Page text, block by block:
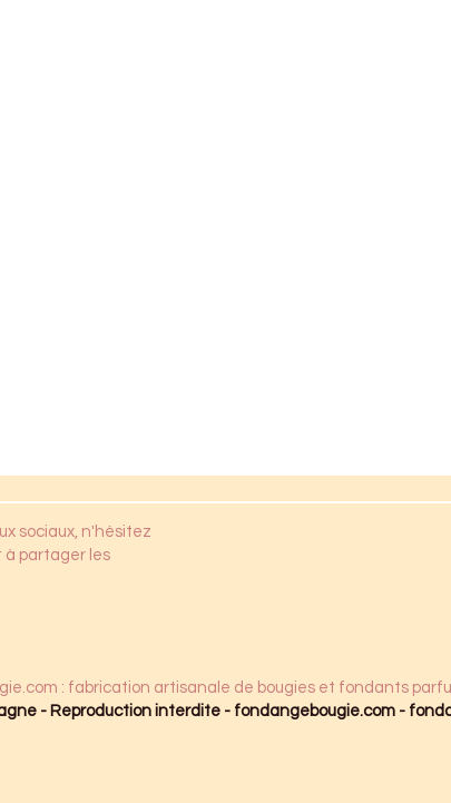
sociaux, n'hésitez
à partager les
: fabrication artisanale de bougies et fondants
- Reproduction interdite - fondangebougie.com -